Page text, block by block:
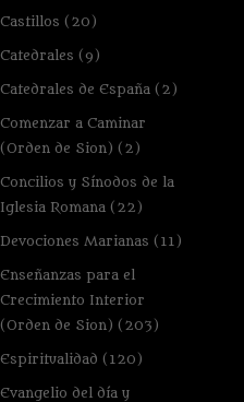
Castillos (20)
Catedrales (9)
Catedrales de España (2)
Comenzar a Caminar
(Orden de Sion) (2)
Concilios y Sínodos de la
Iglesia Romana (22)
Devociones Marianas (11)
Enseñanzas para el
Crecimiento Interior
(Orden de Sion) (203)
Espiritualidad (120)
Evangelio del día y